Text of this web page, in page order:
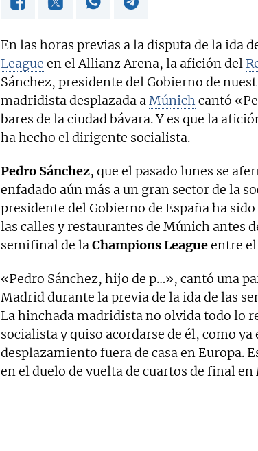
En las horas previas a la disputa de la ida
League en el Allianz Arena, la afición del
Sánchez, presidente del Gobierno de
madridista desplazada aMúnichcantó
bares de la ciudad bávara. Y es que la
ha hecho el dirigente socialista.
Pedro Sánchez, que el pasado lunes se
enfadado aún más a un gran sector de la
presidente del Gobierno de España ha
las calles y restaurantes de Múnich antes
semifinal de laChampions Leagueentre el
«Pedro Sánchez, hijo de p…», cantó una
Madrid durante la previa de la ida de las
La hinchada madridista no olvida todo lo
socialista y quiso acordarse de él, como ya
desplazamiento fuera de casa en Europa.
en el duelo de vuelta de cuartos de final